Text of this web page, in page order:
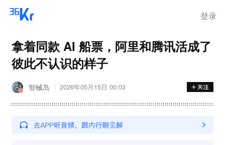
登录
拿着同款 AI 船票，阿里和腾讯活成了
彼此不认识的样子
智械岛 2026年05月15日 00:03